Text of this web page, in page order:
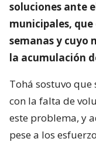
soluciones ante
municipales,
semanas y cuyo
la acumulación
Tohá sostuvo que
con la falta de
este problema, y
pese a los